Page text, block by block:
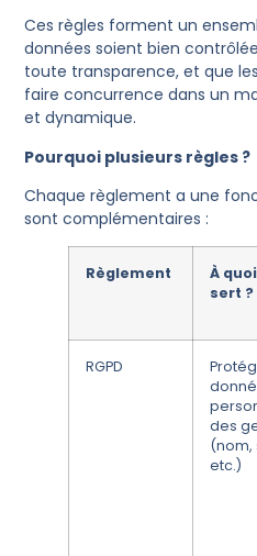
Ces règles forment un
données soient bien
toute transparence, et que
faire concurrence dans un
et dynamique.
Pourquoi plusieurs règles ?
Chaque règlement a une
sont complémentaires :
Règlement
À
sert ?
RGPD
des
(nom,
etc.)